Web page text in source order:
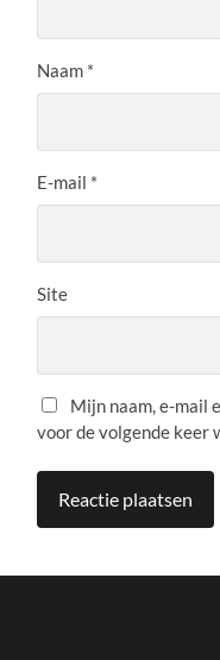
Naam *
E-mail *
Site
Mijn naam, e-mail
voor de volgende keer